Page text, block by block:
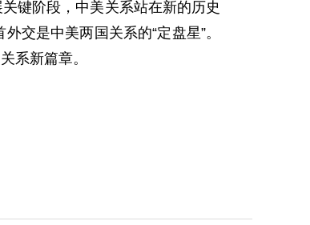
键阶段，中美关系站在新的历史
交是中美两国关系的“定盘星”。
系新篇章。